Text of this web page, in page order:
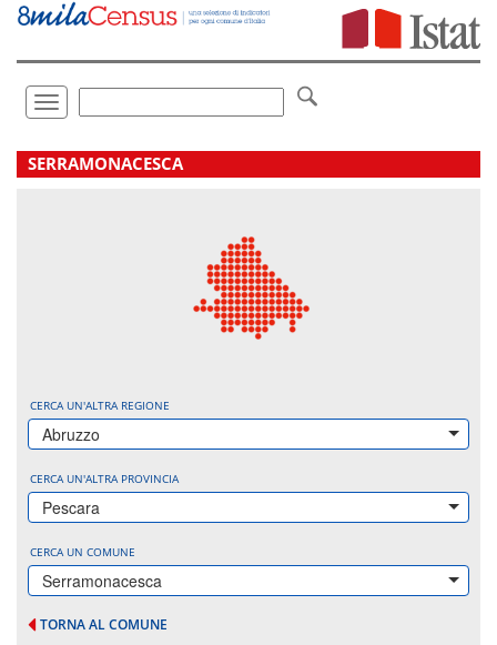
Vai
direttamente
Toggle
navigation
.
SERRAMONACESCA
CERCA UN'ALTRA REGIONE
Abruzzo
CERCA UN'ALTRA PROVINCIA
Pescara
CERCA UN COMUNE
Serramonacesca
TORNA AL COMUNE